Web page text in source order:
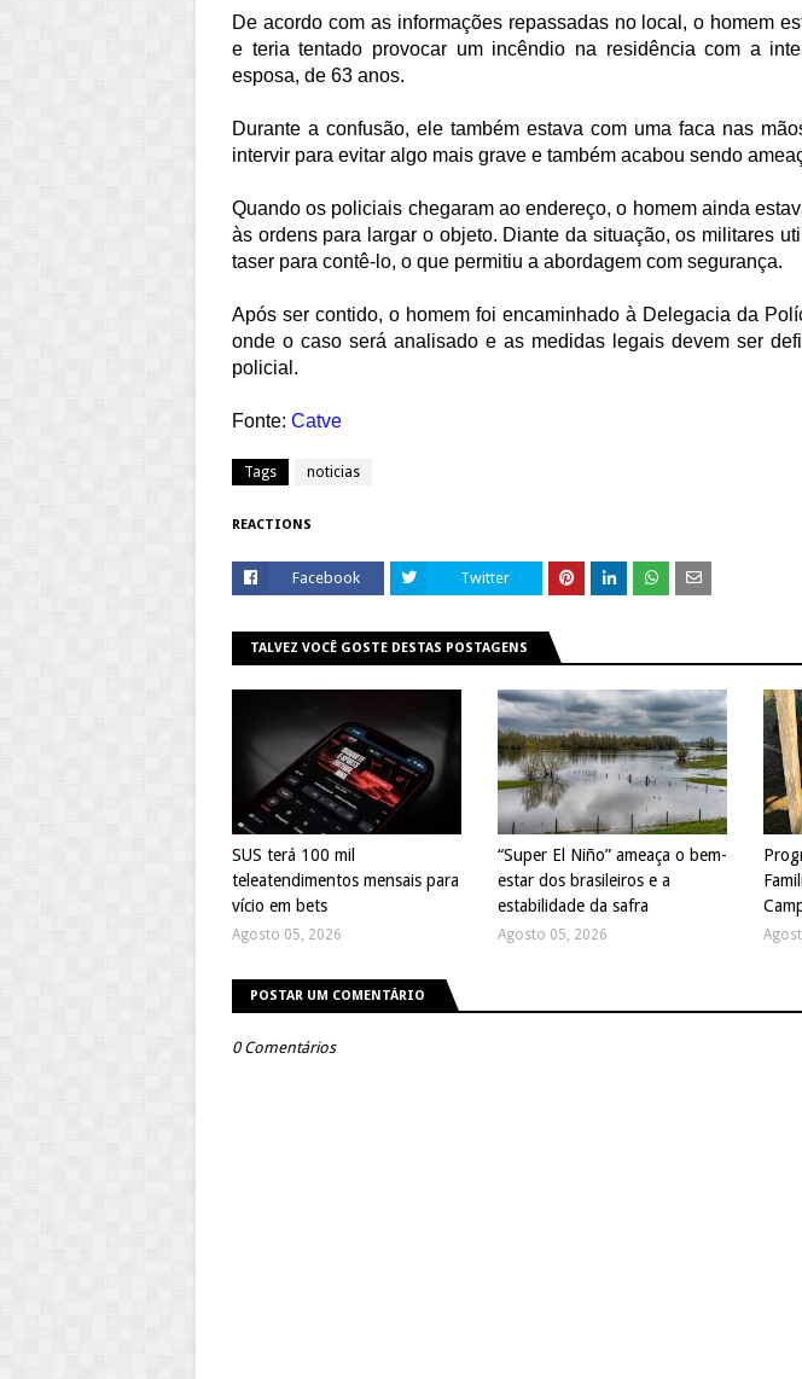
De acordo com as informações repassadas no local, o homem
e teria tentado provocar um incêndio na residência com a
esposa, de 63 anos.
Durante a confusão, ele também estava com uma faca nas
intervir para evitar algo mais grave e também acabou sendo
Quando os policiais chegaram ao endereço, o homem ainda
às ordens para largar o objeto. Diante da situação, os militares
taser para contê-lo, o que permitiu a abordagem com segurança.
Após ser contido, o homem foi encaminhado à Delegacia da
onde o caso será analisado e as medidas legais devem ser
policial.
Fonte: Catve
Tags noticias
REACTIONS
Facebook Twitter
TALVEZ VOCÊ GOSTE DESTAS POSTAGENS
SUS terá 100 mil
teleatendimentos mensais para
vício em bets
Agosto 05, 2026
“Super El Niño” ameaça o bem-
estar dos brasileiros e a
estabilidade da safra
Agosto 05, 2026
POSTAR UM COMENTÁRIO
0 Comentários